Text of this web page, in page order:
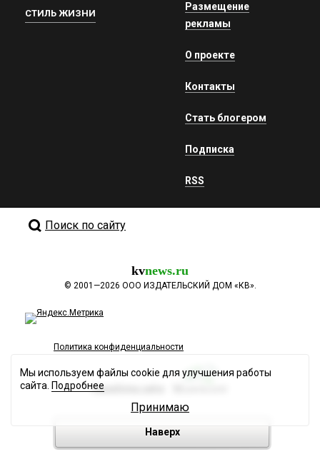
СТИЛЬ ЖИЗНИ
Размещение
рекламы
О проекте
Контакты
Стать блогером
Подписка
RSS
Поиск по сайту
kvnews.ru
© 2001—2026 ООО ИЗДАТЕЛЬСКИЙ ДОМ «КВ».
Политика конфиденциальности
Разработка сайта
Наверх
Мы используем файлы cookie для улучшения работы
сайта. Подробнее
Принимаю